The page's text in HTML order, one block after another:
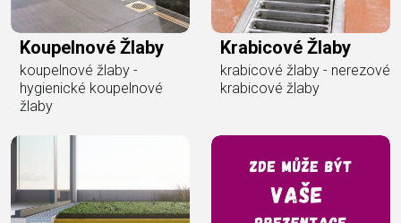
Koupelnové Žlaby
koupelnové žlaby -
hygienické koupelnové
žlaby
Krabicové Žlaby
krabicové žlaby - nerezové
krabicové žlaby